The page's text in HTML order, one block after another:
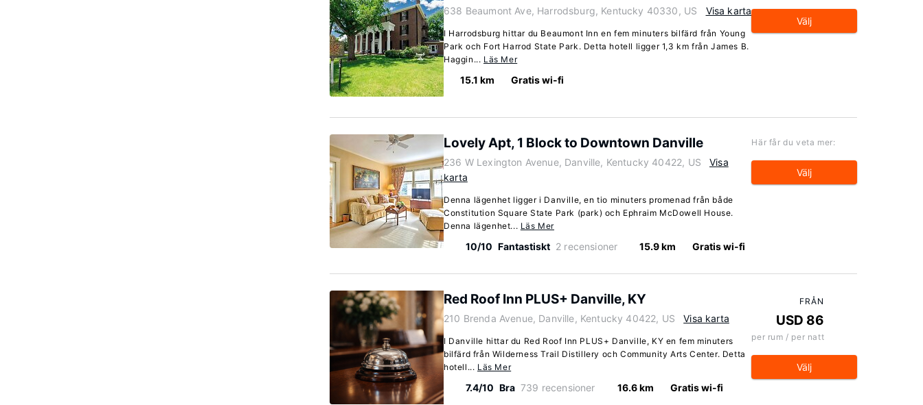
638 Beaumont Ave, Harrodsburg, Kentucky 40330, US Visa karta
I Harrodsburg hittar du Beaumont Inn en fem minuters bilfärd från Young
Park och Fort Harrod State Park. Detta hotell ligger 1,3 km från James B.
Haggin... Läs Mer
15.1 km Gratis wi-fi
Välj
Lovely Apt, 1 Block to Downtown Danville
236 W Lexington Avenue, Danville, Kentucky 40422, US
Visa
karta
Denna lägenhet ligger i Danville, en tio minuters promenad från både
Constitution Square State Park (park) och Ephraim McDowell House.
Denna lägenhet... Läs Mer
10/10 Fantastiskt 2 recensioner 15.9 km Gratis wi-fi
Här får du veta mer:
Välj
Red Roof Inn PLUS+ Danville, KY
210 Brenda Avenue, Danville, Kentucky 40422, US Visa karta
I Danville hittar du Red Roof Inn PLUS+ Danville, KY en fem minuters
bilfärd från Wilderness Trail Distillery och Community Arts Center. Detta
hotell... Läs Mer
7.4/10 Bra 739 recensioner 16.6 km Gratis wi-fi
FRÅN
USD 86
per rum / per natt
Välj